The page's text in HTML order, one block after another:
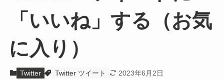
「いいね」する（お気
に入り）
Twitter Twitter ツイート 2023年6月2日